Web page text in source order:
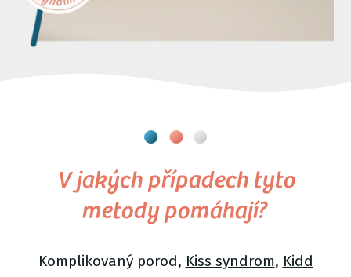
V jakých případech tyto
metody pomáhají?
Komplikovaný porod, Kiss syndrom, Kidd